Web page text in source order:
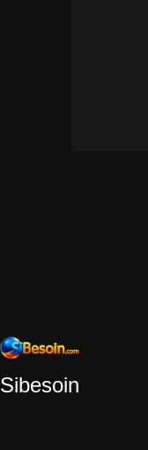
Sibesoin